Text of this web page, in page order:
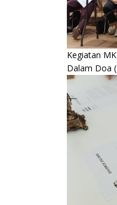
Kegiatan
Dalam Doa